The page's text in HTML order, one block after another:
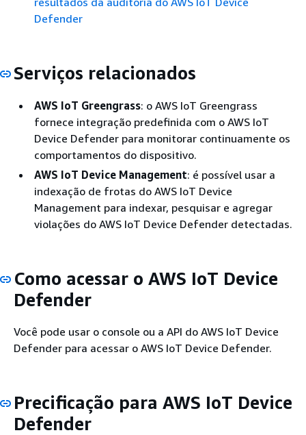
Defender
Serviços relacionados
AWS IoT Greengrass: o AWS IoT Greengrass
fornece integração predefinida com o AWS IoT
Device Defender para monitorar continuamente os
comportamentos do dispositivo.
AWS IoT Device Management: é possível usar a
indexação de frotas do AWS IoT Device
Management para indexar, pesquisar e agregar
violações do AWS IoT Device Defender detectadas.
Como acessar o AWS IoT Device
Defender
Você pode usar o console ou a API do AWS IoT Device
Defender para acessar o AWS IoT Device Defender.
Precificação para AWS IoT Device
Defender